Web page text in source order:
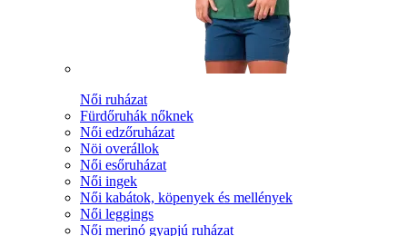
Női ruházat
Fürdőruhák nőknek
Női edzőruházat
Nöi overállok
Női esőruházat
Női ingek
Női kabátok, köpenyek és mellények
Női leggings
Női merinó gyapjú ruházat